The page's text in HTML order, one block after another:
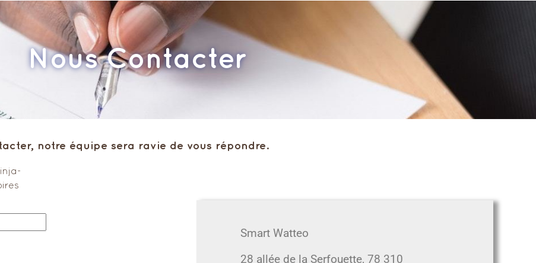
Nous Contacter
notre équipe sera ravie de vous répondre.
Smart Watteo
28 allée de la Serfouette, 78 310